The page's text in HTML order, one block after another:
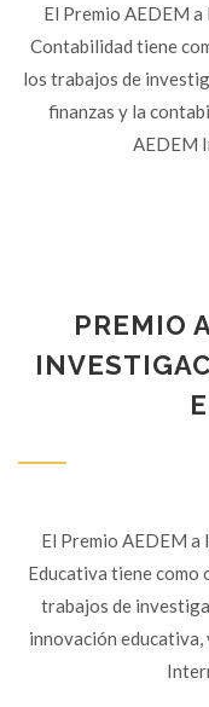
El Premio AEDEM
Contabilidad tiene
los trabajos de
finanzas y la
AEDEM
PREMIO
El Premio AEDEM
Educativa tiene como
trabajos de
innovación educativa,